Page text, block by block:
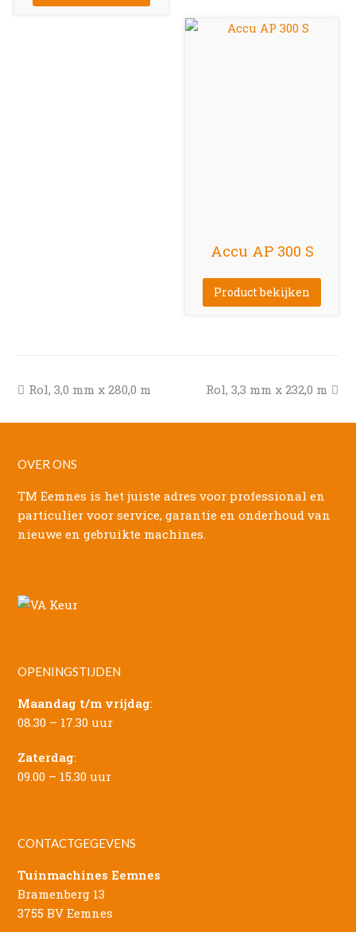
Accu AP 300 S
Product bekijken
previous
Rol, 3,0 mm x 280,0 m
next
Rol, 3,3 mm x 232,0 m
OVER ONS
TM Eemnes is het juiste adres voor professional en
particulier voor service, garantie en onderhoud van
nieuwe en gebruikte machines.
OPENINGSTIJDEN
Maandag t/m vrijdag:
08.30 – 17.30 uur
Zaterdag:
09.00 – 15.30 uur
CONTACTGEGEVENS
Tuinmachines Eemnes
Bramenberg 13
3755 BV Eemnes